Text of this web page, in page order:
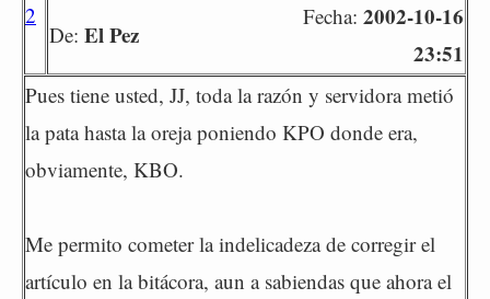
2
De: El Pez
Fecha: 2002-10-16
23:51
Pues tiene usted, JJ, toda la razón y servidora metió
la pata hasta la oreja poniendo KPO donde era,
obviamente, KBO.
Me permito cometer la indelicadeza de corregir el
artículo en la bitácora, aun a sabiendas que ahora el